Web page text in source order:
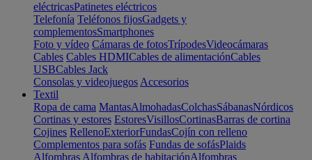
eléctricasPatinetes eléctricos
Telefonía Teléfonos fijosGadgets y
complementosSmartphones
Foto y vídeo Cámaras de fotosTrípodesVideocámaras
Cables Cables HDMICables de alimentaciónCables
USBCables Jack
Consolas y videojuegos Accesorios
Textil
Ropa de cama MantasAlmohadasColchasSábanasNórdicos
Cortinas y estores EstoresVisillosCortinasBarras de cortina
Cojines RellenoExteriorFundasCojín con relleno
Complementos para sofás Fundas de sofásPlaids
Alfombras Alfombras de habitaciónAlfombras